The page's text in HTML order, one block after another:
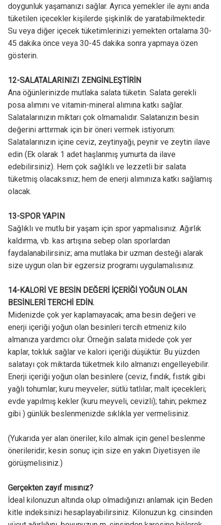
doygunluk yaşamanızı sağlar. Ayrıca yemekler ile aynı anda
tüketilen içecekler kişilerde şişkinlik de yaratabilmektedir.
Su veya diğer içecek tüketimlerinizi yemekten ortalama 30-
45 dakika önce veya 30-45 dakika sonra yapmaya özen
gösterin.
12-SALATALARINIZI ZENGİNLEŞTİRİN
Ana öğünlerinizde mutlaka salata tüketin. Salata gerekli
posa alımını ve vitamin-mineral alımına katkı sağlar.
Salatalarınızın miktarı çok olmamalıdır. Salatanızın besin
değerini arttırmak için bir öneri vermek istiyorum:
Salatalarınızın içine ceviz, zeytinyağı, peynir ve zeytin ilave
edin (Ek olarak 1 adet haşlanmış yumurta da ilave
edebilirsiniz). Hem çok sağlıklı ve lezzetli bir salata
tüketmiş olacaksınız; hem de enerji alımınıza katkı sağlamış
olacak.
13-SPOR YAPIN
Sağlıklı ve mutlu bir yaşam için spor yapmalısınız. Ağırlık
kaldırma, vb. kas artışına sebep olan sporlardan
faydalanabilirsiniz; ama mutlaka bir uzman desteği alarak
size uygun olan bir egzersiz programı uygulamalısınız.
14-KALORİ VE BESİN DEĞERİ İÇERİĞİ YOĞUN OLAN
BESİNLERİ TERCHİ EDİN.
Midenizde çok yer kaplamayacak; ama besin değeri ve
enerji içeriği yoğun olan besinleri tercih etmeniz kilo
almanıza yardımcı olur. Örneğin salata midede çok yer
kaplar, tokluk sağlar ve kalori içeriği düşüktür. Bu yüzden
salatayı çok miktarda tüketmek kilo almanızı engelleyebilir.
Enerji içeriği yoğun olan besinlere (ceviz, fındık, fıstık gibi
yağlı tohumlar; kuru meyveler; sütlü tatlılar; malt içecekleri;
evde yapılmış kekler (kuru meyveli, cevizli); tahin; pekmez
gibi ) günlük beslenmenizde sıklıkla yer vermelisiniz.
(Yukarıda yer alan öneriler, kilo almak için genel beslenme
önerileridir; kesin sonuç için size en yakın Diyetisyen ile
görüşmelisiniz.)
Gerçekten zayıf mısınız?
İdeal kilonuzun altında olup olmadığınızı anlamak için Beden
kitle indeksinizi hesaplayabilirsiniz. Kilonuzun kg. cinsinden